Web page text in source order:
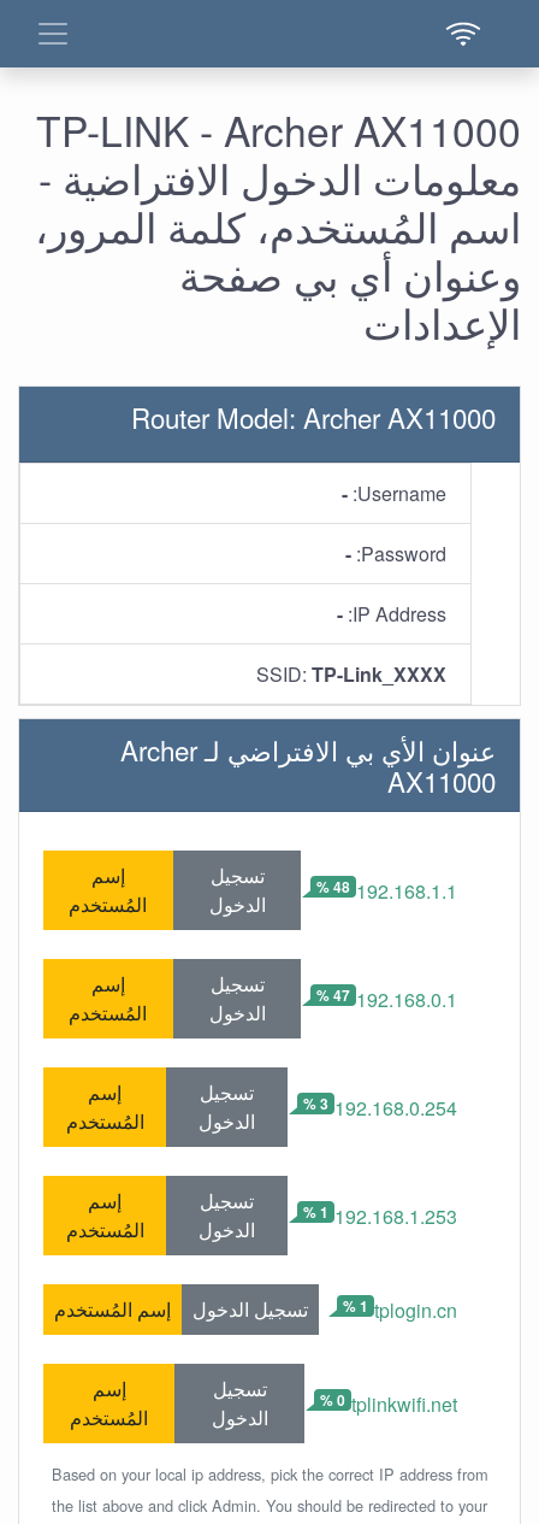
TP-LINK - Archer AX11000
معلومات الدخول الافتراضية -
اسم المُستخدم، كلمة المرور،
وعنوان أي بي صفحة
الإعدادات
Router Model: Archer AX11000
Username:
-
Password:
-
IP Address:
-
SSID: TP-Link_XXXX
عنوان الأي بي الافتراضي لـ Archer
AX11000
192.168.1.1
48 %
تسجيل
الدخول
إسم
المُستخدم
192.168.0.1
47 %
تسجيل
الدخول
إسم
المُستخدم
192.168.0.254
3 %
تسجيل
الدخول
إسم
المُستخدم
192.168.1.253
1 %
تسجيل
الدخول
إسم
المُستخدم
tplogin.cn
1 % تسجيل الدخول إسم المُستخدم
tplinkwifi.net
0 %
تسجيل
الدخول
إسم
المُستخدم
Based on your local ip address, pick the correct IP address from
the list above and click Admin. You should be redirected to your